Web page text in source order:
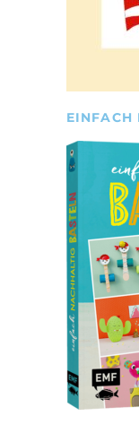
EINFACH